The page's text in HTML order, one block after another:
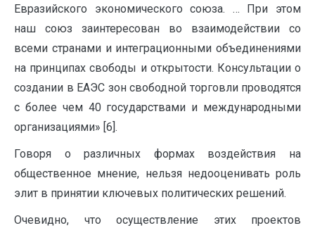
Евразийского экономического союза. … При этом
наш союз заинтересован во взаимодействии со
всеми странами и интеграционными объединениями
на принципах свободы и открытости. Консультации о
создании в ЕАЭС зон свободной торговли проводятся
с более чем 40 государствами и международными
организациями» [6].
Говоря о различных формах воздействия на
общественное мнение, нельзя недооценивать роль
элит в принятии ключевых политических решений.
Очевидно, что осуществление этих проектов